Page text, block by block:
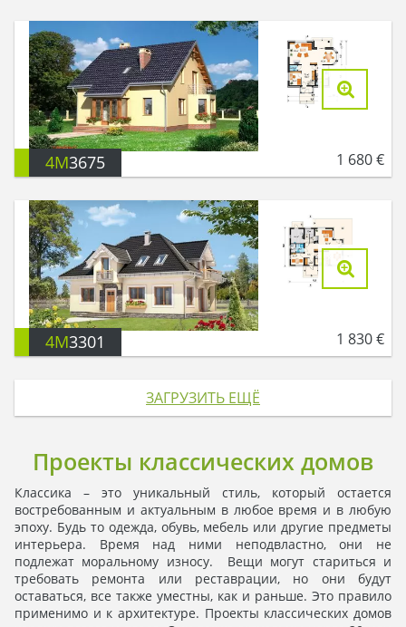
4M3675 1 680€
4M3301 1 830€
ЗАГРУЗИТЬ ЕЩЁ
Проекты классических домов
Классика – это уникальный стиль, который остается
востребованным и актуальным в любое время и в любую
эпоху. Будь то одежда, обувь, мебель или другие предметы
интерьера. Время над ними неподвластно, они не
подлежат моральному износу. Вещи могут стариться и
требовать ремонта или реставрации, но они будут
оставаться, все также уместны, как и раньше. Это правило
применимо и к архитектуре. Проекты классических домов